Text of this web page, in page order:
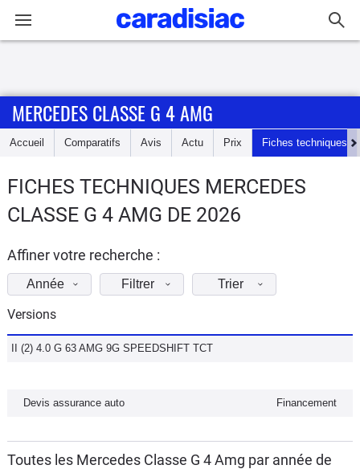
Accueil
Essais
d'achat
Electriques
Utilitaires
Auto
Services
MERCEDES CLASSE G 4 AMG
Accueil Comparatifs Avis Actu Prix Fiches techniques
FICHES TECHNIQUES MERCEDES
CLASSE G 4 AMG DE 2026
Affiner votre recherche :
Année Filtrer Trier
Versions
II (2) 4.0 G 63 AMG 9G SPEEDSHIFT TCT
Devis assurance auto Financement
Toutes les Mercedes Classe G 4 Amg par année de